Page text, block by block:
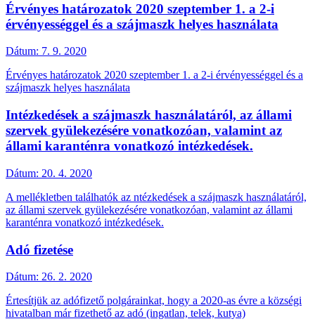
Érvényes határozatok 2020 szeptember 1. a 2-i
érvényességgel és a szájmaszk helyes használata
Dátum: 7. 9. 2020
Érvényes határozatok 2020 szeptember 1. a 2-i érvényességgel és a
szájmaszk helyes használata
Intézkedések a szájmaszk használatáról, az állami
szervek gyülekezésére vonatkozóan, valamint az
állami karanténra vonatkozó intézkedések.
Dátum: 20. 4. 2020
A mellékletben találhatók az ntézkedések a szájmaszk használatáról,
az állami szervek gyülekezésére vonatkozóan, valamint az állami
karanténra vonatkozó intézkedések.
Adó fizetése
Dátum: 26. 2. 2020
Értesítjük az adófizető polgárainkat, hogy a 2020-as évre a községi
hivatalban már fizethető az adó (ingatlan, telek, kutya)